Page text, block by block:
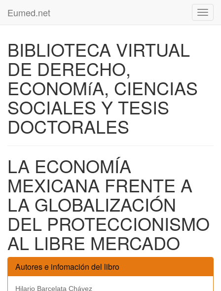
Eumed.net
BIBLIOTECA VIRTUAL
DE DERECHO,
ECONOMíA, CIENCIAS
SOCIALES Y TESIS
DOCTORALES
LA ECONOMÍA
MEXICANA FRENTE A
LA GLOBALIZACIÓN
DEL PROTECCIONISMO
AL LIBRE MERCADO
Autores e infomación del libro
Hilario Barcelata Chávez